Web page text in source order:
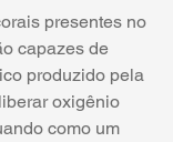
presentes no
capazes de
produzido pela
oxigênio
como um